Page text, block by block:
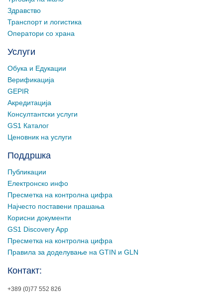
Здравство
Транспорт и логистика
Оператори со храна
Услуги
Обука и Едукации
Верификација
GEPIR
Акредитација
Консултантски услуги
GS1 Каталог
Ценовник на услуги
Поддршка
Публикации
Електронско инфо
Пресметка на контролна цифра
Најчесто поставени прашања
Корисни документи
GS1 Discovery App
Пресметка на контролна цифра
Правила за доделување на GTIN и GLN
Контакт:
+389 (0)77 552 826